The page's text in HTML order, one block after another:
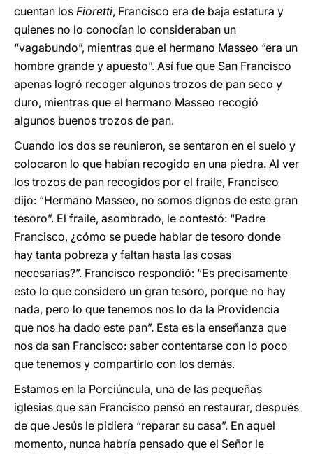
cuentan los Fioretti, Francisco era de baja estatura y
quienes no lo conocían lo consideraban un
“vagabundo”, mientras que el hermano Masseo “era un
hombre grande y apuesto”. Así fue que San Francisco
apenas logró recoger algunos trozos de pan seco y
duro, mientras que el hermano Masseo recogió
algunos buenos trozos de pan.
Cuando los dos se reunieron, se sentaron en el suelo y
colocaron lo que habían recogido en una piedra. Al ver
los trozos de pan recogidos por el fraile, Francisco
dijo: “Hermano Masseo, no somos dignos de este gran
tesoro”. El fraile, asombrado, le contestó: “Padre
Francisco, ¿cómo se puede hablar de tesoro donde
hay tanta pobreza y faltan hasta las cosas
necesarias?”. Francisco respondió: “Es precisamente
esto lo que considero un gran tesoro, porque no hay
nada, pero lo que tenemos nos lo da la Providencia
que nos ha dado este pan”. Esta es la enseñanza que
nos da san Francisco: saber contentarse con lo poco
que tenemos y compartirlo con los demás.
Estamos en la Porciúncula, una de las pequeñas
iglesias que san Francisco pensó en restaurar, después
de que Jesús le pidiera “reparar su casa”. En aquel
momento, nunca habría pensado que el Señor le